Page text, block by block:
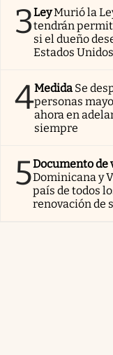
3LeyMurió la
tendrán
si el dueño
Estados Unidos
4Medida Se
personas
ahora en
siempre
5Documento de
Dominicana y
país de todos
renovación de